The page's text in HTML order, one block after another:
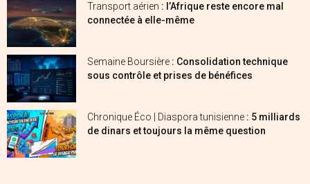
Transport aérien : l’Afrique reste encore mal
connectée à elle-même
Semaine Boursière : Consolidation technique
sous contrôle et prises de bénéfices
Chronique Éco | Diaspora tunisienne : 5 milliards
de dinars et toujours la même question